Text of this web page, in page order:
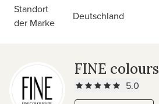
Standort
der Marke
Deutschland
FINE colours
5.0